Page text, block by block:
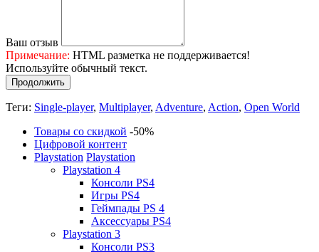
Ваш отзыв
Примечание: HTML разметка не поддерживается!
Используйте обычный текст.
Продолжить
Теги: Single-player, Multiplayer, Adventure, Action, Open World
Товары со скидкой -50%
Цифровой контент
Playstation Playstation
Playstation 4
Консоли PS4
Игры PS4
Геймпады PS 4
Аксессуары PS4
Playstation 3
Консоли PS3